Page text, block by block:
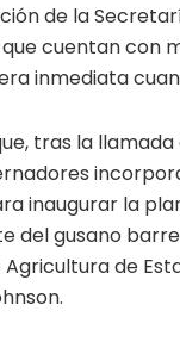
de la
cuentan con
inmediata
tras la
inaugurar la
del gusano
de